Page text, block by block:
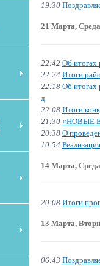
19:30
21 Марта, Среда
22:42 Об итогах
22:24 Итоги
22:18 Об итогах
д
22:08 Итоги
21:30 «НОВЫЕ
20:38 О
10:54
14 Марта, Среда
20:08 Итоги
13 Марта,
06:43